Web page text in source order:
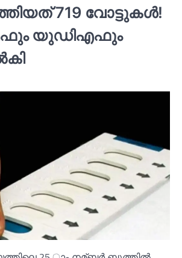
719 വോട്ടുകള്‍!
യുഡിഎഫും